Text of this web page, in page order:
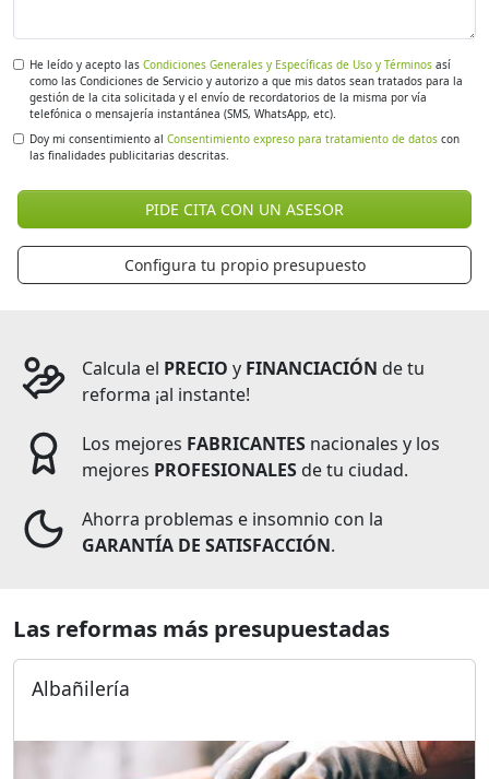
He leído y acepto las Condiciones Generales y Específicas de Uso y Términos así
como las Condiciones de Servicio y autorizo a que mis datos sean tratados para la
gestión de la cita solicitada y el envío de recordatorios de la misma por vía
telefónica o mensajería instantánea (SMS, WhatsApp, etc).
Doy mi consentimiento al Consentimiento expreso para tratamiento de datos con
las finalidades publicitarias descritas.
PIDE CITA CON UN ASESOR
Configura tu propio presupuesto
Calcula el PRECIO y FINANCIACIÓN de tu
reforma ¡al instante!
Los mejores FABRICANTES nacionales y los
mejores PROFESIONALES de tu ciudad.
Ahorra problemas e insomnio con la
GARANTÍA DE SATISFACCIÓN.
Las reformas más presupuestadas
Albañilería